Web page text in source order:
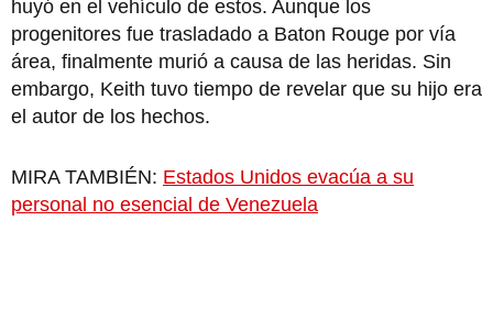
huyó en el vehículo de estos. Aunque los
progenitores fue trasladado a Baton Rouge por vía
área, finalmente murió a causa de las heridas. Sin
embargo, Keith tuvo tiempo de revelar que su hijo era
el autor de los hechos.
MIRA TAMBIÉN: Estados Unidos evacúa a su
personal no esencial de Venezuela